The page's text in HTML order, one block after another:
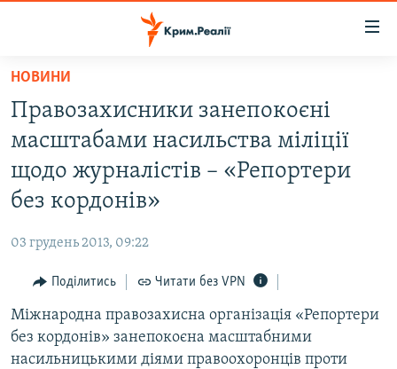
Перейти
основного
матеріалу
до
основної
Перейти
пошуку
ВОДА.КРИМ
ПОЛІТИКА
ПОГЛЯД
ІНТЕРВ'Ю
ВСЕ ЗА ДЕНЬ
СПЕЦПРОЕКТИ
НОВИНИ
Правозахисники занепокоєні
масштабами насильства міліції
щодо журналістів – «Репортери
без кордонів»
03 грудень 2013, 09:22
Поділитись Читати без VPN
Міжнародна правозахисна організація «Репортери
без кордонів» занепокоєна масштабними
насильницькими діями правоохоронців проти